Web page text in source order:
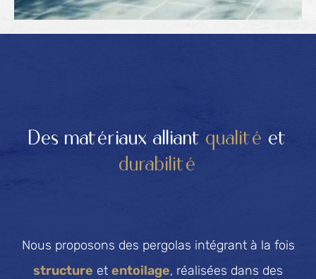
Des matériaux alliant qualité et
durabilité
Nous proposons des pergolas intégrant à la fois
structure et entoilage, réalisées dans des